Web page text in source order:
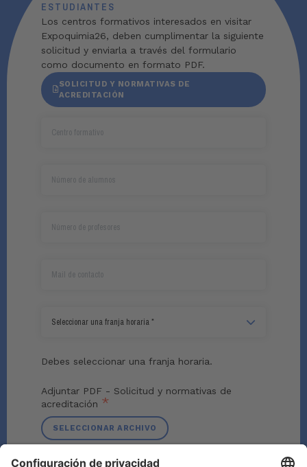
ESTUDIANTES
Los centros formativos interesados en visitar
Expoquimia26, deben cumplimentar la siguiente
solicitud y enviarla a través del formulario
como documento en formato PDF.
SOLICITUD Y NORMATIVAS DE
ACREDITACIÓN
Debes seleccionar una franja horaria.
Adjuntar PDF - Solicitud y normativas de
acreditación *
SELECCIONAR ARCHIVO